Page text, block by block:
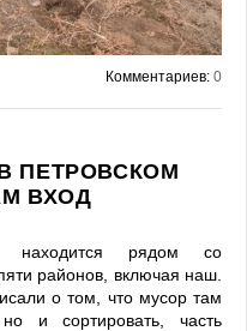
Комментариев: 0
ПЕТРОВСКОМ
ВХОД
рядом со
районов, включая наш.
о том, что мусор там
и сортировать, часть